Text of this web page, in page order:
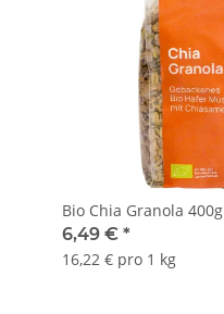
Bio Chia Granola 400g
6,49 € *
16,22 € pro 1 kg